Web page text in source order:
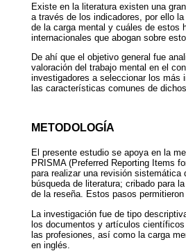
Existe en la literatura existen una
a través de los indicadores, por ello
de la carga mental y cuáles de estos
internacionales que abogan sobre
De ahí que el objetivo general fue
valoración del trabajo mental en el
investigadores a seleccionar los más
las características comunes de
METODOLOGÍA
El presente estudio se apoya en la
PRISMA (Preferred Reporting Items
para realizar una revisión
búsqueda de literatura; cribado para
de la reseña. Estos pasos
La investigación fue de tipo
los documentos y artículos
las profesiones, así como la carga
en inglés.